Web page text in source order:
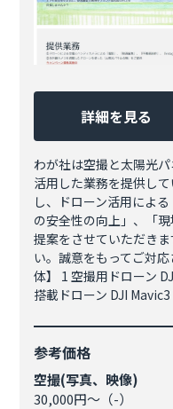
詳細を見る
わが社は空撮と太陽光
活用した業務を提供し
し、ドローン活用によ
の安全性の向上」、「
提案をさせていただき
い。誠意をもってご対
体】 1 空撮用ドローン
搭載ドローン DJI
参考価格
空撮(写真、映像)
30,000円～（-）